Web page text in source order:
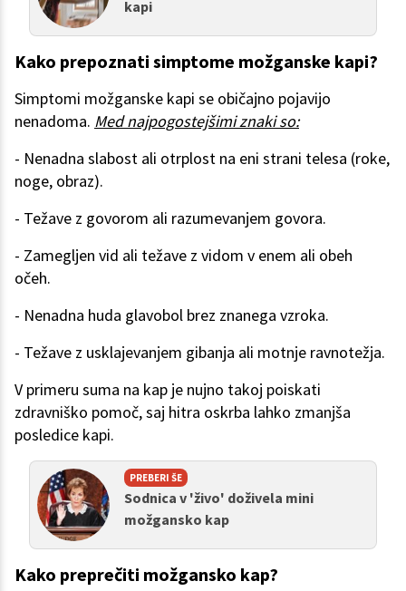
kapi
Kako prepoznati simptome možganske kapi?
Simptomi možganske kapi se običajno pojavijo
nenadoma. Med najpogostejšimi znaki so:
- Nenadna slabost ali otrplost na eni strani telesa (roke,
noge, obraz).
- Težave z govorom ali razumevanjem govora.
- Zamegljen vid ali težave z vidom v enem ali obeh
očeh.
- Nenadna huda glavobol brez znanega vzroka.
- Težave z usklajevanjem gibanja ali motnje ravnotežja.
V primeru suma na kap je nujno takoj poiskati
zdravniško pomoč, saj hitra oskrba lahko zmanjša
posledice kapi.
PREBERI ŠE
Sodnica v 'živo' doživela mini
možgansko kap
Kako preprečiti možgansko kap?